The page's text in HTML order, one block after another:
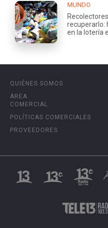
MUNDO
recuperarlo:
en la lotería
QUIÉNES SOMOS
ÁREA
COMERCIAL
POLÍTICAS COMERCIALES
PROVEEDORES